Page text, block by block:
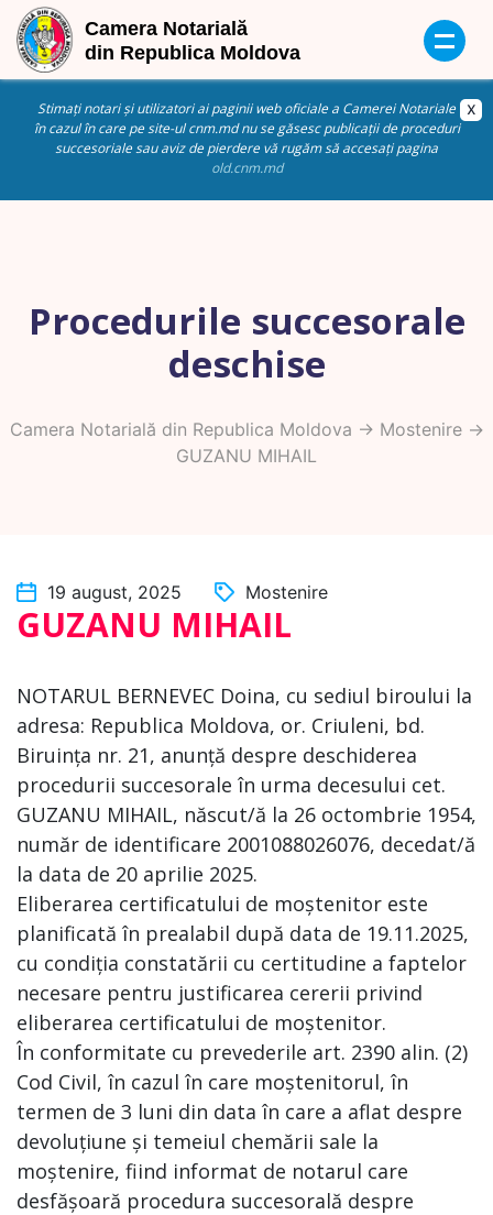
Stimați notari și utilizatori ai paginii web oficiale a Camerei Notariale
în cazul în care pe site-ul cnm.md nu se găsesc publicații de proceduri
succesoriale sau aviz de pierdere vă rugăm să accesați pagina
old.cnm.md
Procedurile succesorale
deschise
Camera Notarială din Republica Moldova -> Mostenire->
GUZANU MIHAIL
19 august, 2025 Mostenire
GUZANU MIHAIL
NOTARUL BERNEVEC Doina, cu sediul biroului la
adresa: Republica Moldova, or. Criuleni, bd.
Biruința nr. 21, anunță despre deschiderea
procedurii succesorale în urma decesului cet.
GUZANU MIHAIL, născut/ă la 26 octombrie 1954,
număr de identificare 2001088026076, decedat/ă
la data de 20 aprilie 2025.
Eliberarea certificatului de moștenitor este
planificată în prealabil după data de 19.11.2025,
cu condiția constatării cu certitudine a faptelor
necesare pentru justificarea cererii privind
eliberarea certificatului de moștenitor.
În conformitate cu prevederile art. 2390 alin. (2)
Cod Civil, în cazul în care moștenitorul, în
termen de 3 luni din data în care a aflat despre
devoluțiune și temeiul chemării sale la
moștenire, fiind informat de notarul care
desfășoară procedura succesorală despre